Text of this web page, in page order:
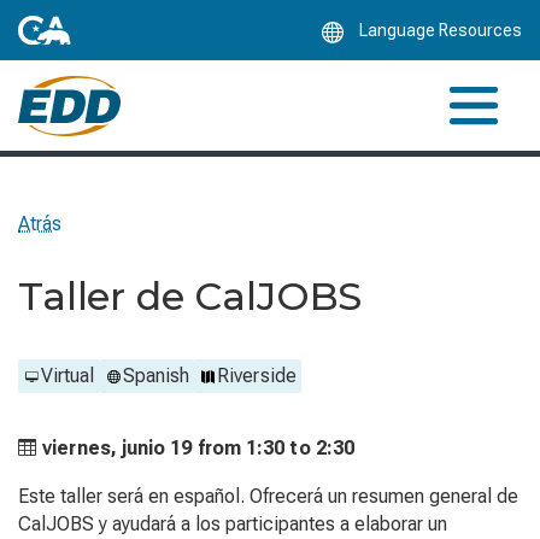
Language Resources
Atrás
Taller de CalJOBS
Virtual Spanish Riverside
viernes, junio 19 from 1:30 to 2:30
Este taller será en español. Ofrecerá un resumen general de
CalJOBS y ayudará a los participantes a elaborar un